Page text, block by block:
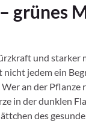
grünes
und starker
jedem ein
an der Pflanze
in der dunklen
des